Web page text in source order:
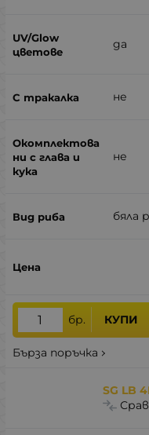
да
не
не
бяла
бр. КУПИ
Бърза поръчка
SG LB